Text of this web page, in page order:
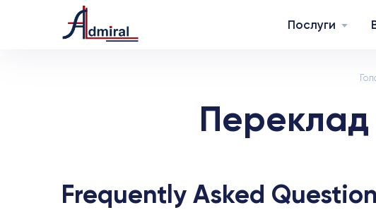
Послуги
Переклад
Frequently Asked